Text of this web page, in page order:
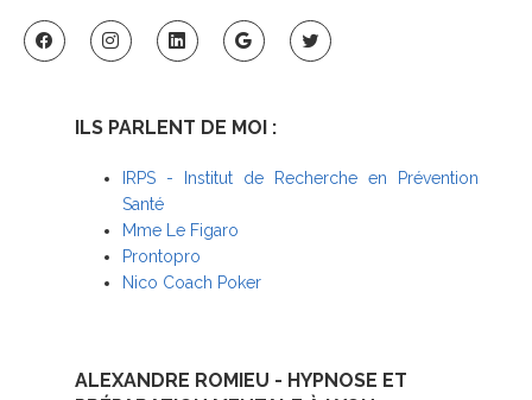
ILS PARLENT DE MOI :
IRPS - Institut de Recherche en Prévention
Santé
Mme Le Figaro
Prontopro
Nico Coach Poker
ALEXANDRE ROMIEU - HYPNOSE ET